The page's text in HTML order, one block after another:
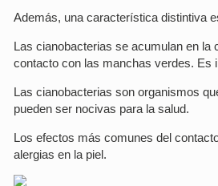
Además, una característica distintiva
Las cianobacterias se acumulan en la
contacto con las manchas verdes. Es
Las cianobacterias son organismos
pueden ser nocivas para la salud.
Los efectos más comunes del
alergias en la piel.